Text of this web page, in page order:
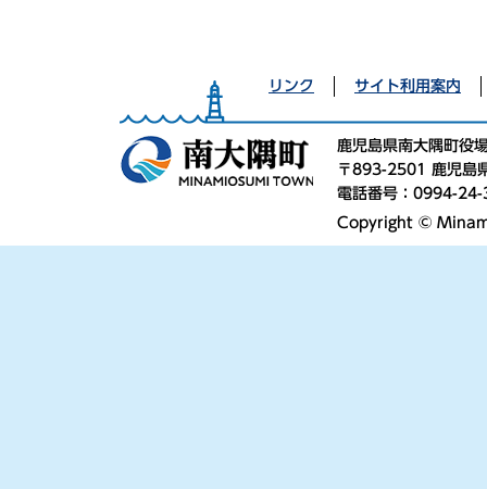
リンク サイト利用案内
鹿児島県南大隅町役
〒893-2501 鹿児島
電話番号：0994-
Copyright ©